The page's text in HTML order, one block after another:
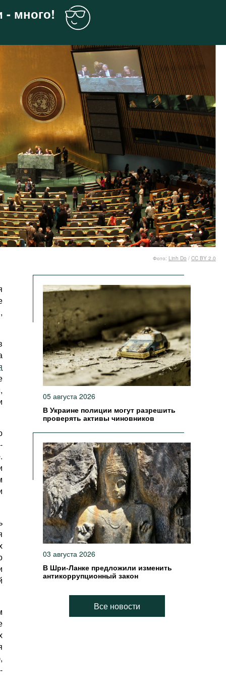
- много!
Фото: Linh Do / CC BY 2.0
05 августа 2026
В Украине полиции могут разрешить
проверять активы чиновников
03 августа 2026
В Шри-Ланке предложили изменить
антикоррупционный закон
Все новости